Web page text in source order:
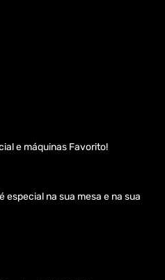
e máquinas Favorito!
especial na sua mesa e na sua